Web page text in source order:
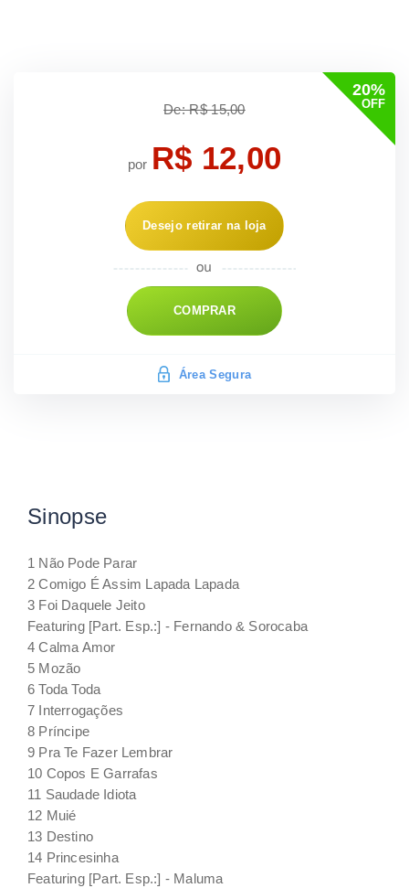
20%
OFF
De: R$ 15,00
por R$ 12,00
Desejo retirar na loja
COMPRAR
Área Segura
Sinopse
1 Não Pode Parar
2 Comigo É Assim Lapada Lapada
3 Foi Daquele Jeito
Featuring [Part. Esp.:] - Fernando & Sorocaba
4 Calma Amor
5 Mozão
6 Toda Toda
7 Interrogações
8 Príncipe
9 Pra Te Fazer Lembrar
10 Copos E Garrafas
11 Saudade Idiota
12 Muié
13 Destino
14 Princesinha
Featuring [Part. Esp.:] - Maluma